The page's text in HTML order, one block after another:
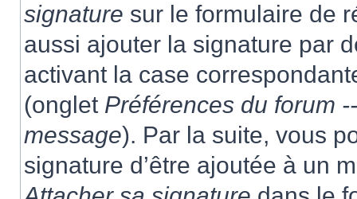
signature sur le formulaire de
aussi ajouter la signature par
activant la case
(onglet Préférences du forum
message). Par la suite, vous
signature d’être ajoutée à un